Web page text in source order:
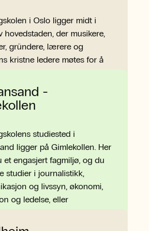
i Oslo ligger midt i
hovedstaden, der musikere,
gründere, lærere og
kristne ledere møtes for å
Oslo-
studiested i
ligger på Gimlekollen. Her
et engasjert fagmiljø, og du
studier i journalistikk,
og livssyn, økonomi,
og ledelse, eller
Kristiansand